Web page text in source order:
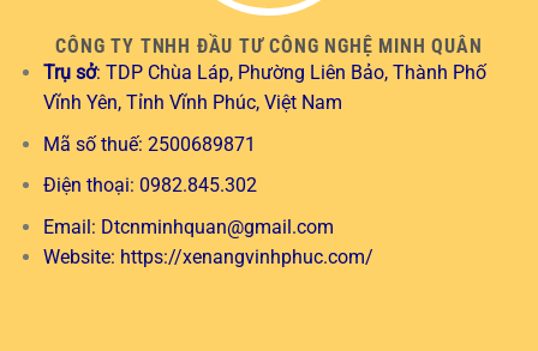
CÔNG TY TNHH ĐẦU TƯ CÔNG NGHỆ MINH QUÂN
Trụ sở: TDP Chùa Láp, Phường Liên Bảo, Thành Phố
Vĩnh Yên, Tỉnh Vĩnh Phúc, Việt Nam
Mã số thuế: 2500689871
Điện thoại: 0982.845.302
Email: Dtcnminhquan@gmail.com
Website: https://xenangvinhphuc.com/